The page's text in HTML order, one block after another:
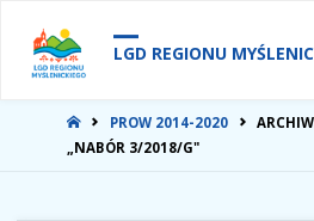
LGD REGIONU
STRONA
GŁÓWNA
PROW 2014-2020
„NABÓR 3/2018/G"